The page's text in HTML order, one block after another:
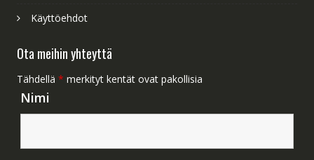
Käyttöehdot
Ota meihin yhteyttä
Tähdellä * merkityt kentät ovat pakollisia
Nimi